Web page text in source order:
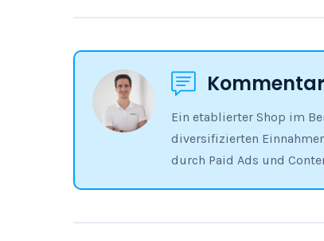
Ein etablierter Shop im
diversifizierten
durch Paid Ads und